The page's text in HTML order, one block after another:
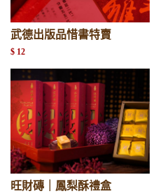
武德出版品惜書特賣
$ 12
旺財磚｜鳳梨酥禮盒